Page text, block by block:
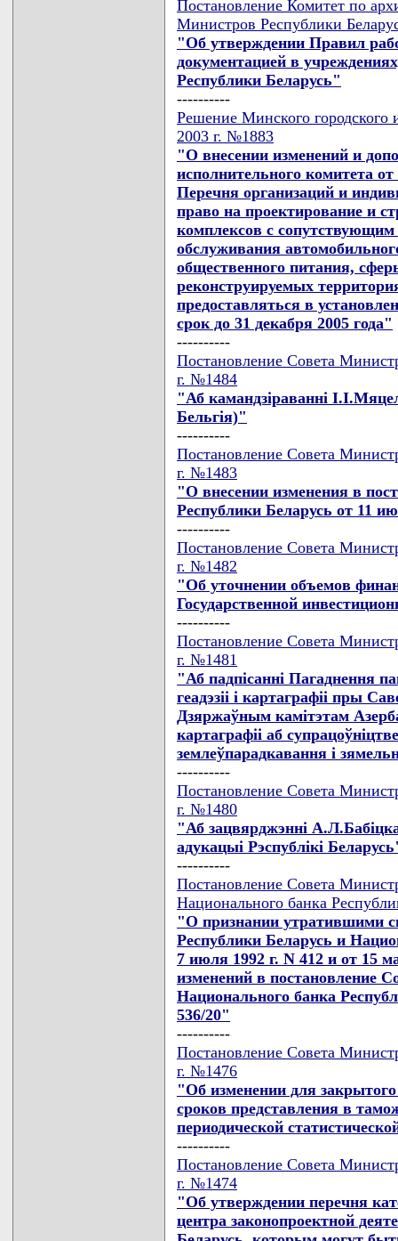
Постановление Комитет по
Министров Республики
"Об утверждении Правил
документацией в
Республики Беларусь"
----------
Решение Минского городского
2003 г. №1883
"О внесении изменений и
исполнительного комитета
Перечня организаций и
право на проектирование и
комплексов с сопутствующим
обслуживания
общественного питания,
реконструируемых
предоставляться в
срок до 31 декабря 2005 года"
----------
Постановление Совета
г. №1484
"Аб камандзiраваннi
Бельгiя)"
----------
Постановление Совета
г. №1483
"О внесении изменения в
Республики Беларусь от 11
----------
Постановление Совета
г. №1482
"Об уточнении объемов
Государственной
----------
Постановление Совета
г. №1481
"Аб падпiсаннi Пагаднення
геадэзii i картаграфii пры
Дзяржаўным камiтэтам
картаграфii аб
землеўпарадкавання i
----------
Постановление Совета
г. №1480
"Аб зацвярджэннi
адукацыi Рэспублiкi
----------
Постановление Совета
Национального банка
"О признании утратившими
Республики Беларусь и
7 июля 1992 г. N 412 и от 15
изменений в постановление
Национального банка
536/20"
----------
Постановление Совета
г. №1476
"Об изменении для
сроков представления в
периодической
----------
Постановление Совета
г. №1474
"Об утверждении перечня
центра законопроектной